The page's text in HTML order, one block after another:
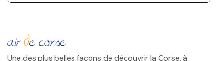
Une des plus belles façons de découvrir la Corse, à